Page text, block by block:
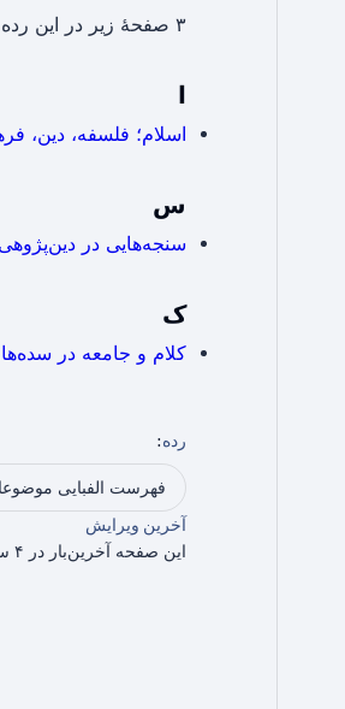
۳ صفحۀ زیر در این رده هستند؛ این رده در کل ۳ صفحه دارد.
ا
اسلام؛ فلسفه، دین،
س
سنجه‌هايی در
ک
کلام و جامعه در
رده:
فهرست الفبایی
آخرین ویرایش
این صفحه آخرین‌بار در ۴ سپتامبر ۲۰۲۱ ساعت ۱۰:۲۲ ویرایش شده است.